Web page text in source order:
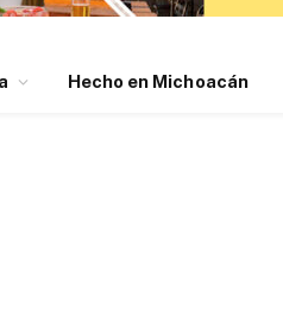
Hecho en Michoacán